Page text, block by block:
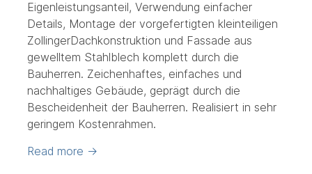
Eigenleistungsanteil, Verwendung einfacher
Details, Montage der vorgefertigten kleinteiligen
ZollingerDachkonstruktion und Fassade aus
gewelltem Stahlblech komplett durch die
Bauherren. Zeichenhaftes, einfaches und
nachhaltiges Gebäude, geprägt durch die
Bescheidenheit der Bauherren. Realisiert in sehr
geringem Kostenrahmen.
Read more →